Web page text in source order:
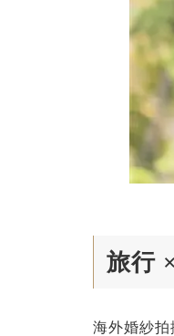
旅行
海外婚紗